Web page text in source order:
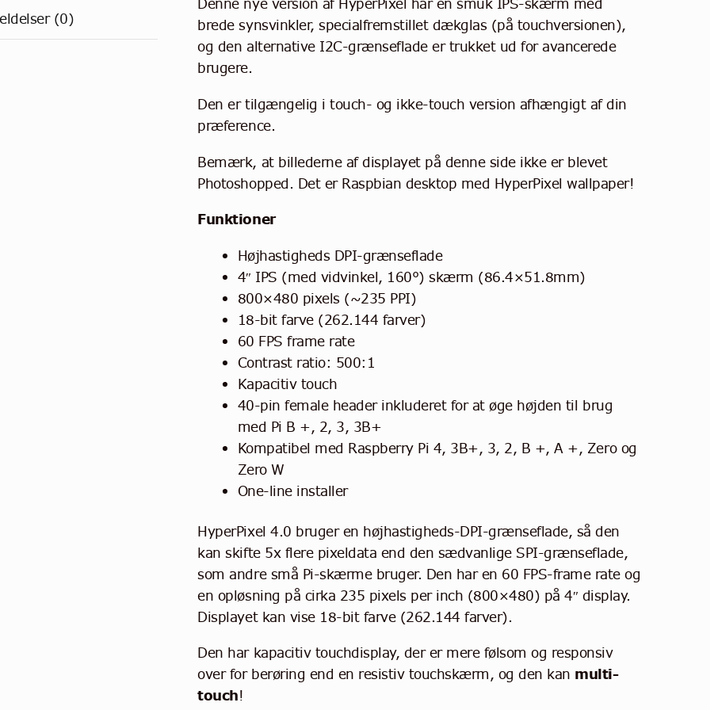
(0)
Denne nye version af HyperPixel har en smuk IPS-skærm med
brede synsvinkler, specialfremstillet dækglas (på touchversionen),
og den alternative I2C-grænseflade er trukket ud for avancerede
brugere.
Den er tilgængelig i touch- og ikke-touch version afhængigt af din
præference.
Bemærk, at billederne af displayet på denne side ikke er blevet
Photoshopped. Det er Raspbian desktop med HyperPixel wallpaper!
Funktioner
Højhastigheds DPI-grænseflade
4″ IPS (med vidvinkel, 160°) skærm (86.4×51.8mm)
800×480 pixels (~235 PPI)
18-bit farve (262.144 farver)
60 FPS frame rate
Contrast ratio: 500:1
Kapacitiv touch
40-pin female header inkluderet for at øge højden til brug
med Pi B +, 2, 3, 3B+
Kompatibel med Raspberry Pi 4, 3B+, 3, 2, B +, A +, Zero og
Zero W
One-line installer
HyperPixel 4.0 bruger en højhastigheds-DPI-grænseflade, så den
kan skifte 5x flere pixeldata end den sædvanlige SPI-grænseflade,
som andre små Pi-skærme bruger. Den har en 60 FPS-frame rate og
en opløsning på cirka 235 pixels per inch (800×480) på 4″ display.
Displayet kan vise 18-bit farve (262.144 farver).
Den har kapacitiv touchdisplay, der er mere følsom og responsiv
over for berøring end en resistiv touchskærm, og den kan multi-
touch!